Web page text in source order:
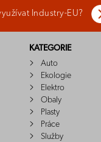
Industry-EU?
KATEGORIE
Auto
Ekologie
Elektro
Obaly
Plasty
Práce
Služby